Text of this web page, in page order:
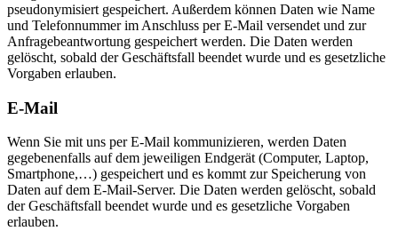
pseudonymisiert gespeichert. Außerdem können Daten wie Name
und Telefonnummer im Anschluss per E-Mail versendet und zur
Anfragebeantwortung gespeichert werden. Die Daten werden
gelöscht, sobald der Geschäftsfall beendet wurde und es gesetzliche
Vorgaben erlauben.
E-Mail
Wenn Sie mit uns per E-Mail kommunizieren, werden Daten
gegebenenfalls auf dem jeweiligen Endgerät (Computer, Laptop,
Smartphone,…) gespeichert und es kommt zur Speicherung von
Daten auf dem E-Mail-Server. Die Daten werden gelöscht, sobald
der Geschäftsfall beendet wurde und es gesetzliche Vorgaben
erlauben.